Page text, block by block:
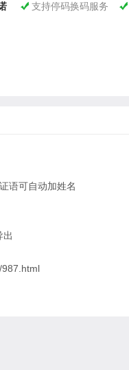
 支持停码换码服务 
语可自动加姓名
出